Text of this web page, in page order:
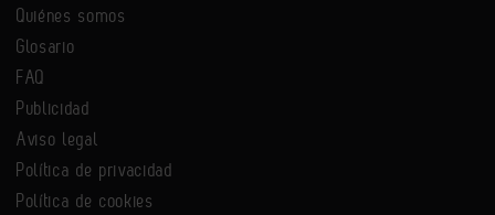
Quiénes somos
Glosario
FAQ
Publicidad
Aviso legal
Política de privacidad
Política de cookies